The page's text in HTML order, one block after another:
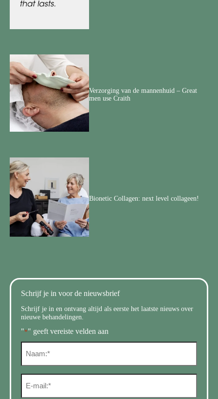
Verzorging van de mannenhuid – Great
men use Craith
Bionetic Collagen: next level collageen!
Schrijf je in voor de nieuwsbrief
Schrijf je in en ontvang altijd als eerste het laatste nieuws over
nieuwe behandelingen.
"*" geeft vereiste velden aan
N
a
m
E
m
a